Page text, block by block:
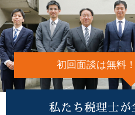
初回面談は無料
私たち税理士が